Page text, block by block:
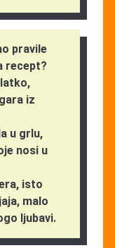
pravile
recept?
iz
u grlu,
nosi u
isto
malo
ljubavi.